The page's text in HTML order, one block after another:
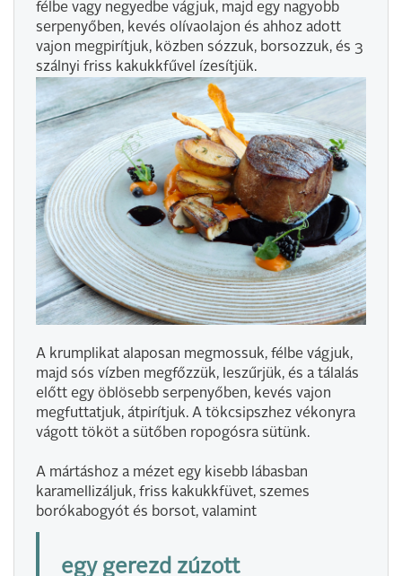
félbe vagy negyedbe vágjuk, majd egy nagyobb
serpenyőben, kevés olívaolajon és ahhoz adott
vajon megpirítjuk, közben sózzuk, borsozzuk, és 3
szálnyi friss kakukkfűvel ízesítjük.
A krumplikat alaposan megmossuk, félbe vágjuk,
majd sós vízben megfőzzük, leszűrjük, és a tálalás
előtt egy öblösebb serpenyőben, kevés vajon
megfuttatjuk, átpirítjuk. A tökcsipszhez vékonyra
vágott tököt a sütőben ropogósra sütünk.
A mártáshoz a mézet egy kisebb lábasban
karamellizáljuk, friss kakukkfüvet, szemes
borókabogyót és borsot, valamint
egy gerezd zúzott